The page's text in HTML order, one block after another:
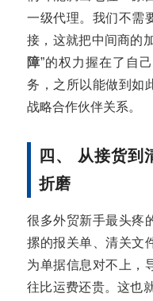
一级代理。我们不需
接，这就把中间商的
障”的权力握在了自
务，之所以能做到如
战略合作伙伴关系。
四、 从接货到
折磨
很多外贸新手最头疼
摞的报关单、清关文
为单据信息对不上，
往比运费还贵。这也